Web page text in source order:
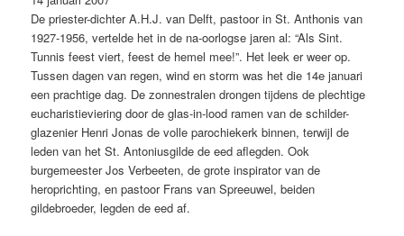
De priester-dichter A.H.J. van Delft, pastoor in St. Anthonis van
1927-1956, vertelde het in de na-oorlogse jaren al: “Als Sint.
Tunnis feest viert, feest de hemel mee!”. Het leek er weer op.
Tussen dagen van regen, wind en storm was het die 14e januari
een prachtige dag. De zonnestralen drongen tijdens de plechtige
eucharistieviering door de glas-in-lood ramen van de schilder-
glazenier Henri Jonas de volle parochiekerk binnen, terwijl de
leden van het St. Antoniusgilde de eed aflegden. Ook
burgemeester Jos Verbeeten, de grote inspirator van de
heroprichting, en pastoor Frans van Spreeuwel, beiden
gildebroeder, legden de eed af.